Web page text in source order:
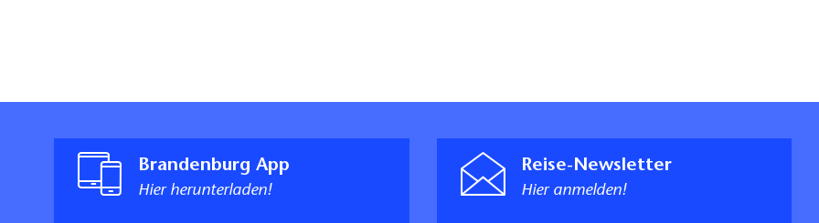
Brandenburg App
Hier herunterladen!
Reise-Newsletter
Hier anmelden!